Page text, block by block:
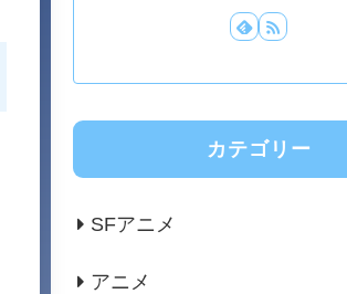
カテゴリー
SFアニメ
アニメ